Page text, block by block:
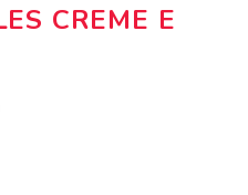
CREME E